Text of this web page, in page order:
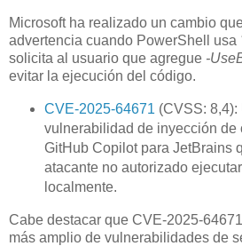
Microsoft ha realizado un cambio
advertencia cuando PowerShell usa
solicita al usuario que agregue -
evitar la ejecución del código.
CVE-2025-64671 (CVSS: 8,4):
vulnerabilidad de inyección de
GitHub Copilot para JetBrains
atacante no autorizado
localmente.
Cabe destacar que CVE-2025-
más amplio de vulnerabilidades de